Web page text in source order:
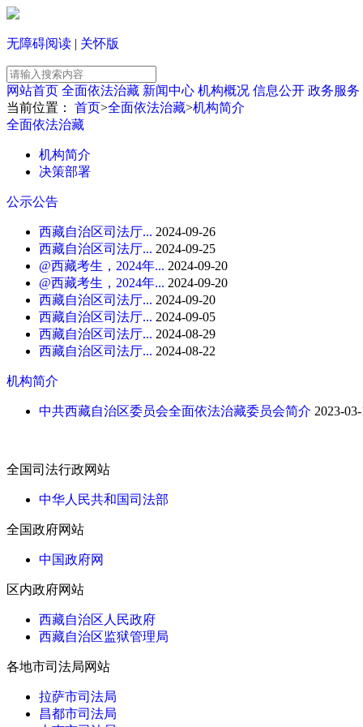
无障碍阅读 | 关怀版
网站首页 全面依法治藏 新闻中心 机构概况 信息公开 政务服务
当前位置：
首页>全面依法治藏>机构简介
全面依法治藏
机构简介
决策部署
公示公告
西藏自治区司法厅... 2024-09-26
西藏自治区司法厅... 2024-09-25
@西藏考生，2024年... 2024-09-20
@西藏考生，2024年... 2024-09-20
西藏自治区司法厅... 2024-09-20
西藏自治区司法厅... 2024-09-05
西藏自治区司法厅... 2024-08-29
西藏自治区司法厅... 2024-08-22
机构简介
中共西藏自治区委员会全面依法治藏委员会简介 2023-
全国司法行政网站
中华人民共和国司法部
全国政府网站
中国政府网
区内政府网站
西藏自治区人民政府
西藏自治区监狱管理局
各地市司法局网站
拉萨市司法局
昌都市司法局